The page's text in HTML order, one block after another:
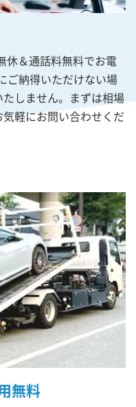
休＆通話料無料でお電
ご納得いただけない場
しません。まずは相場
軽にお問い合わせくだ
無料